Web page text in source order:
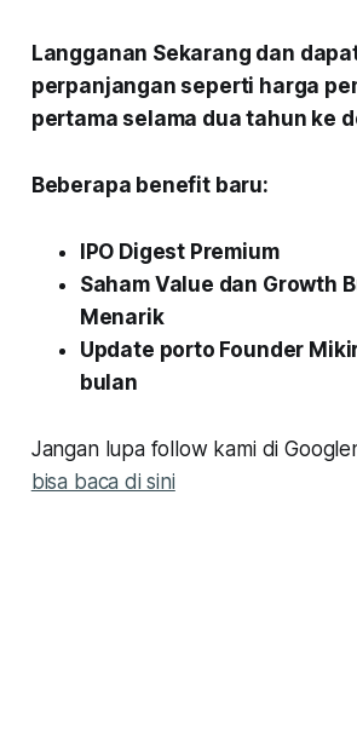
Langganan Sekarang dan
perpanjangan seperti harga
pertama selama dua tahun ke
Beberapa benefit baru:
IPO Digest Premium
Saham Value dan Growth
Menarik
Update porto Founder
bulan
Jangan lupa follow kami di
bisa baca di sini